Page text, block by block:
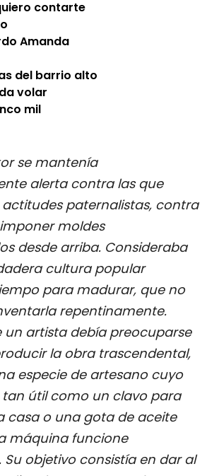
contarte
Amanda
del barrio alto
volar
mil
se mantenía
alerta contra las que
paternalistas, contra
moldes
desde arriba. Consideraba
cultura popular
para madurar, que no
repentinamente.
un artista debía preocuparse
la obra trascendental,
especie de artesano cuyo
útil como un clavo para
casa o una gota de aceite
máquina funcione
Su objetivo consistía en dar al